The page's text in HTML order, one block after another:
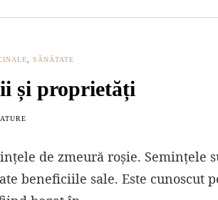
,SĂNĂTATE
și proprietăți
de zmeură roșie. Semințele
beneficiile sale. Este cunoscut